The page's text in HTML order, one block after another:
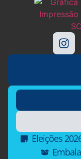
Eleições